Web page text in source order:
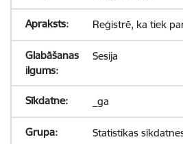
Reģistrē, ka tiek
Sesija
_ga
Statistikas